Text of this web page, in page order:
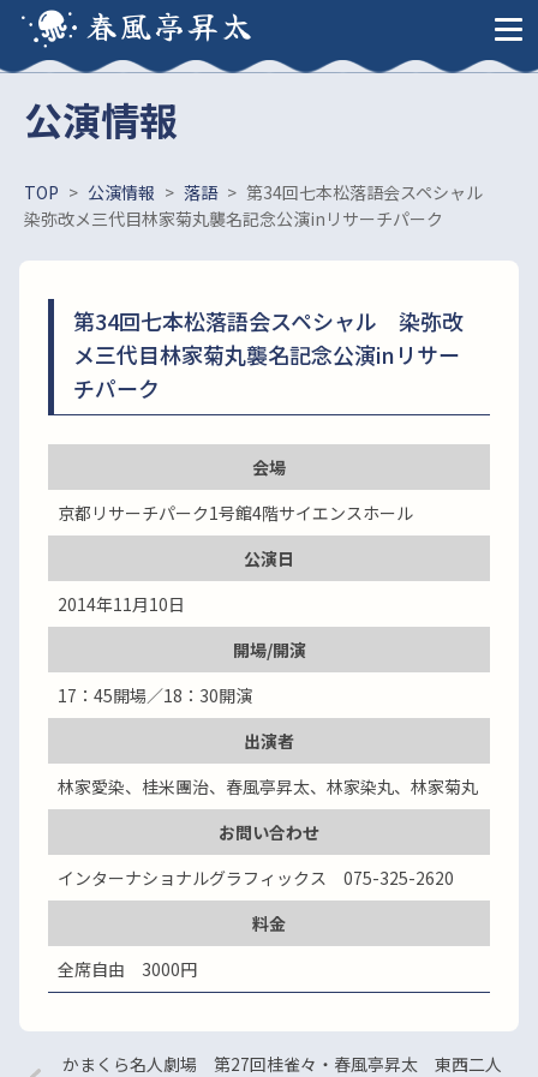
春風亭昇太
公演情報
TOP > 公演情報 > 落語 > 第34回七本松落語会スペシャル
染弥改メ三代目林家菊丸襲名記念公演inリサーチパーク
第34回七本松落語会スペシャル 染弥改
メ三代目林家菊丸襲名記念公演inリサー
チパーク
会場
京都リサーチパーク1号館4階サイエンスホール
公演日
2014年11月10日
開場/開演
17：45開場／18：30開演
出演者
林家愛染、桂米團治、春風亭昇太、林家染丸、林家菊丸
お問い合わせ
インターナショナルグラフィックス 075-325-2620
料金
全席自由 3000円
かまくら名人劇場 第27回桂雀々・春風亭昇太 東西二人